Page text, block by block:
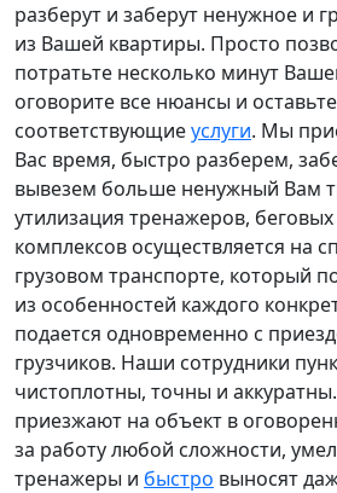
разберут и заберут ненужное и
из Вашей квартиры. Просто
потратьте несколько минут
оговорите все нюансы и
соответствующиеуслуги. Мы
Вас время, быстро разберем,
вывезем больше ненужный Вам
утилизация тренажеров,
комплексов осуществляется на
грузовом транспорте, который
из особенностей каждого
подается одновременно с
грузчиков. Наши сотрудники
чистоплотны, точны и
приезжают на объект в
за работу любой сложности,
тренажеры и быстро выносят